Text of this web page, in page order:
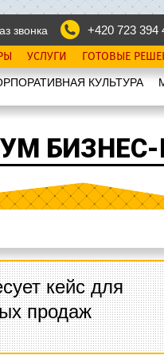
звонка
+420 723 394
УСЛУГИ ГОТОВЫЕ
КУЛЬТУРА
БИЗНЕС-
кейс для
продаж